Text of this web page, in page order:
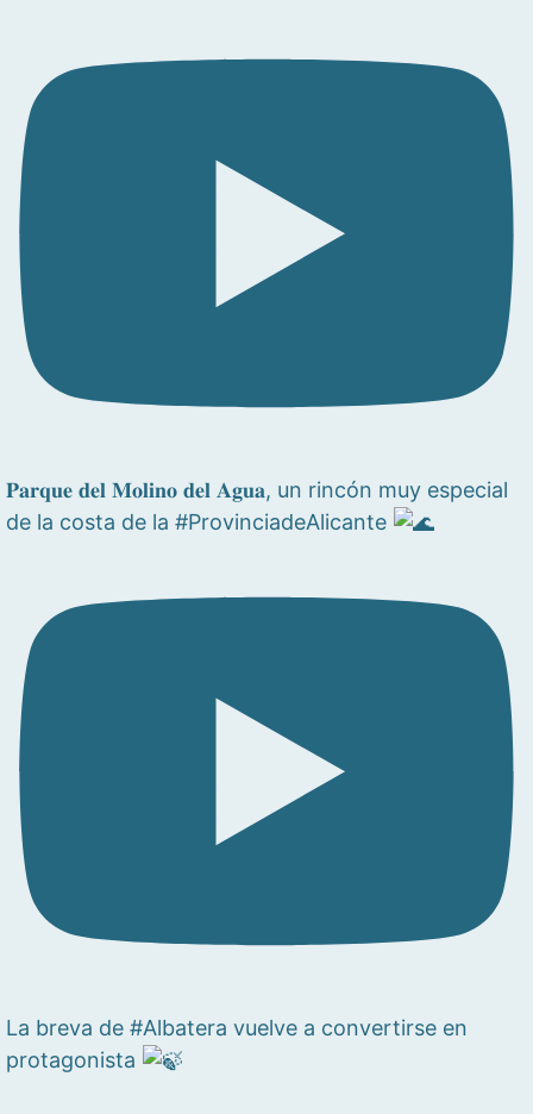
𝐏𝐚𝐫𝐪𝐮𝐞 𝐝𝐞𝐥 𝐌𝐨𝐥𝐢𝐧𝐨 𝐝𝐞𝐥 𝐀𝐠𝐮𝐚, un rincón muy especial
de la costa de la #ProvinciadeAlicante
La breva de #Albatera vuelve a convertirse en
protagonista